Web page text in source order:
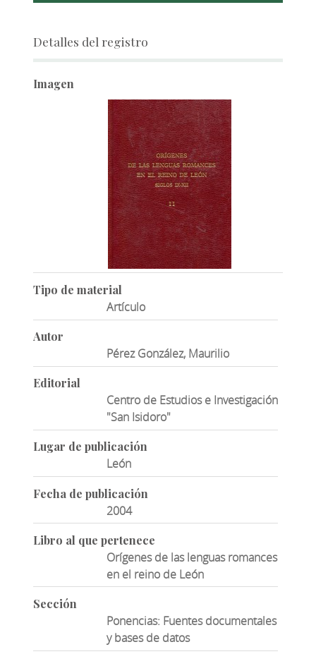
Detalles del registro
Imagen
Tipo de material
Artículo
Autor
Pérez González, Maurilio
Editorial
Centro de Estudios e Investigación
"San Isidoro"
Lugar de publicación
León
Fecha de publicación
2004
Libro al que pertenece
Orígenes de las lenguas romances
en el reino de León
Sección
Ponencias: Fuentes documentales
y bases de datos